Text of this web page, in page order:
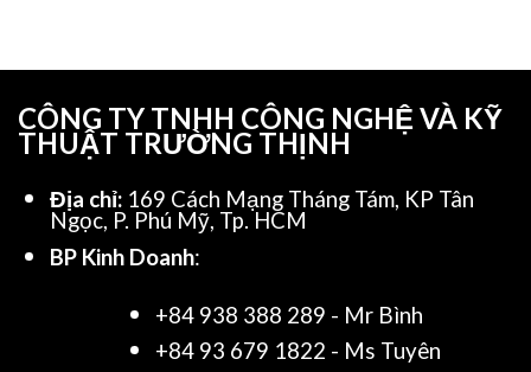
CÔNG TY TNHH CÔNG NGHỆ VÀ KỸ
THUẬT TRƯỜNG THỊNH
Địa chỉ: 169 Cách Mạng Tháng Tám, KP Tân
Ngọc, P. Phú Mỹ, Tp. HCM
BP Kinh Doanh:
+84 938 388 289 - Mr Bình
+84 93 679 1822 - Ms Tuyên